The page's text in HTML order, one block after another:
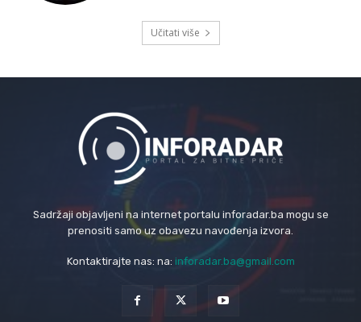
Učitati više
Sadržaji objavljeni na internet portalu inforadar.ba mogu se
prenositi samo uz obavezu navođenja izvora.
Kontaktirajte nas: na: inforadar.ba@gmail.com